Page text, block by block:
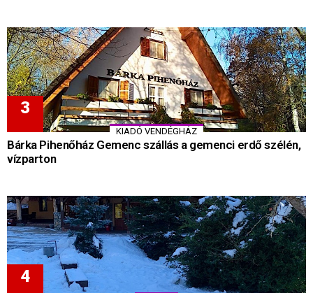
KIADÓ VENDÉGHÁZ
Bárka Pihenőház Gemenc szállás a gemenci erdő szélén,
vízparton